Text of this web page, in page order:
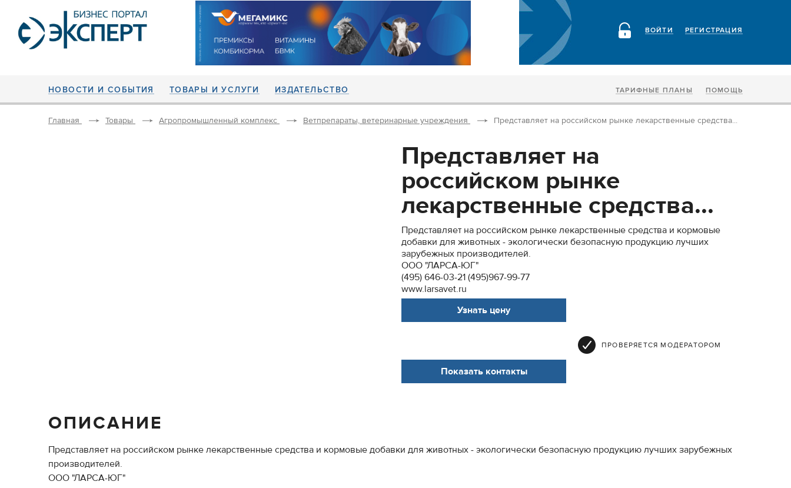
РЕГИСТРАЦИЯ
ВОЙТИ
НОВОСТИ И СОБЫТИЯ ТОВАРЫ И УСЛУГИ ИЗДАТЕЛЬСТВО ТАРИФНЫЕ ПЛАНЫ ПОМОЩЬ
Главная Товары Агропромышленный комплекс Ветпрепараты, ветеринарные учреждения Представляет на российском рынке лекарственные средства...
Представляет на
российском рынке
лекарственные средства...
Представляет на российском рынке лекарственные средства и кормовые
добавки для животных - экологически безопасную продукцию лучших
зарубежных производителей.
ООО "ЛАРСА-ЮГ"
(495) 646-03-21 (495)967-99-77
www.larsavet.ru
Узнать цену
ПРОВЕРЯЕТСЯ МОДЕРАТОРОМ
Показать контакты
ОПИСАНИЕ
Представляет на российском рынке лекарственные средства и кормовые добавки для животных - экологически безопасную продукцию лучших зарубежных
производителей.
ООО "ЛАРСА-ЮГ"